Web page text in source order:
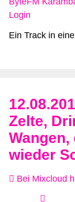
Login
Ein Track in
Zelte,
wieder
Bei Mixcloud